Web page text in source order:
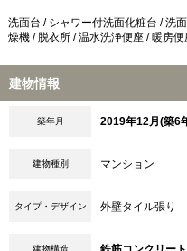
洗面台 / シャワー付洗面化粧台 / 洗
燥機 / 脱衣所 / 温水洗浄便座 / 暖房便
建物情報
築年月 2019年12月(築6
建物種別 マンション
タイプ・デザイン 外壁タイル張り
建物構造